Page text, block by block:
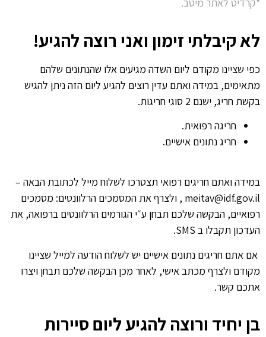
*קרדיט לאתר מיטב.
לא קיבלתי זימון ואני רוצה להגיע!
כפי שציינו מקודם ליום השדה מגיעים אלו שהנתונים שלהם
מתאימים, במידה ואתם עדין רוצים להגיע ליום הזה ניתן להגיש
בקשת חריג, ישנם 2 סוגי חריגות.
חריגה רפואית.
חריג נתונים אישיים.
במידה ואתם חריגים רפואי תצטרכו לשלוח מייל לכתובת הבאה –
meitav@idf.gov.il , ולצרף את המסמכים הרלוונטים: מסמכים
רפואיים, הבקשה שלכם תבחן ע״י הגורמים הרלוונטים ברפואה, את
העדכון תקבלו ב SMS.
אם אתם חריגים נתונים אישיים יש לשלוח הודעה למייל שציינו
מקודם ולצרף מכתב אישי, לאחר מכן הבקשה שלכם תבחן ויצרו
אתכם קשר.
בן יחיד ורוצה להגיע ליום סיירות